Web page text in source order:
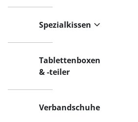
Spezialkissen
Tablettenboxen
& -teiler
Verbandschuhe